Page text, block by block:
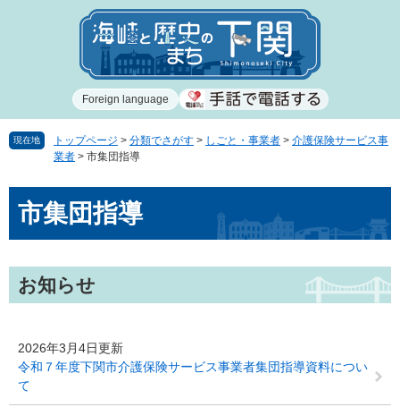
で
ば
Foreign language
現在地 トップページ > 分類でさがす > しごと・事業者 > 介護保険サービス事
業者 > 市集団指導
市集団指導
お知らせ
2026年3月4日更新
令和７年度下関市介護保険サービス事業者集団指導資料につい
て